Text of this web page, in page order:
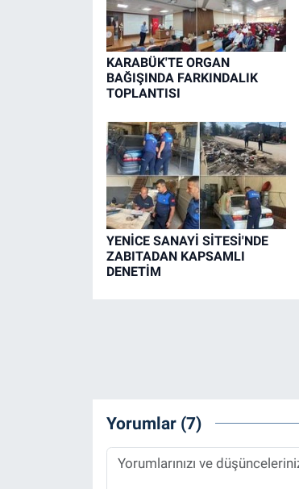
KARABÜK'TE ORGAN
BAĞIŞINDA FARKINDALIK
TOPLANTISI
YENİCE SANAYİ SİTESİ'NDE
ZABITADAN KAPSAMLI
DENETİM
Yorumlar (7)